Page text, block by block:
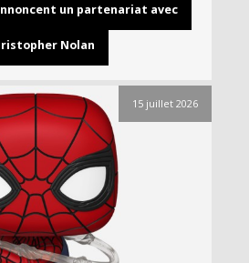
un partenariat avec
Nolan
15 juillet 2026